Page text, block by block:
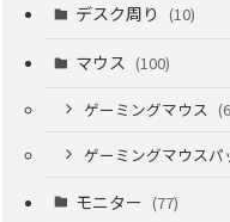
デスク周り (10)
マウス (100)
ゲーミングマウス
ゲーミングマウスパ
モニター (77)